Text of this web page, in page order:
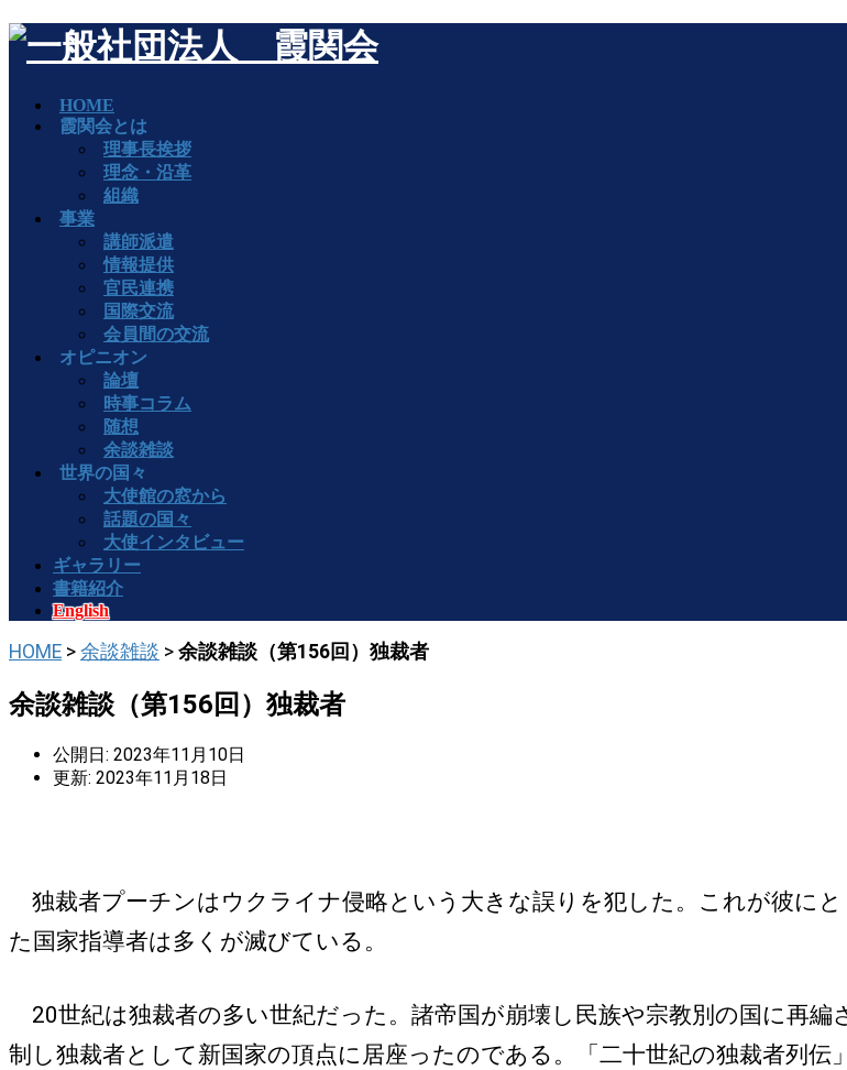
HOME
霞関会とは
理事長挨拶
理念・沿革
組織
事業
講師派遣
情報提供
官民連携
国際交流
会員間の交流
オピニオン
論壇
時事コラム
随想
余談雑談
世界の国々
大使館の窓から
話題の国々
大使インタビュー
ギャラリー
書籍紹介
English
HOME > 余談雑談 > 余談雑談（第156回）独裁者
余談雑談（第156回）独裁者
公開日: 2023年11月10日
更新: 2023年11月18日
独裁者プーチンはウクライナ侵略という大きな誤りを犯した。これが彼に
た国家指導者は多くが滅びている。
20世紀は独裁者の多い世紀だった。諸帝国が崩壊し民族や宗教別の国に再
制し独裁者として新国家の頂点に居座ったのである。「二十世紀の独裁者列